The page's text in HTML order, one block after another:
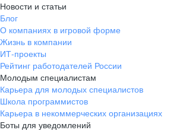
Новости и статьи
Блог
О компаниях в игровой форме
Жизнь в компании
ИТ-проекты
Рейтинг работодателей России
Молодым специалистам
Карьера для молодых специалистов
Школа программистов
Карьера в некоммерческих организациях
Боты для уведомлений